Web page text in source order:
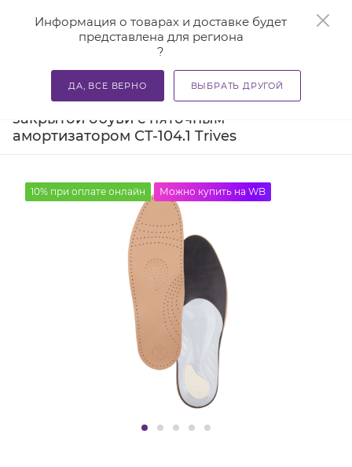
Информация о товарах и доставке будет
представлена для региона
?
ДА, ВСЕ ВЕРНО ВЫБРАТЬ ДРУГОЙ
Главная — Каталог — Стельки ортопедические и
Ортопедические стельки для
закрытой обуви с пяточным
амортизатором СТ-104.1 Trives
10% при оплате онлайн Можно купить на WB